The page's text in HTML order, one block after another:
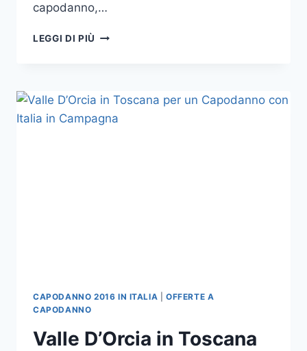
capodanno,…
LEGGI DI PIÙ CAPODANNO
DIVERTIRSI
PER
LA
CAPODANNO 2016 IN ITALIA |OFFERTE A
CAPODANNO
Valle D’Orcia in Toscana